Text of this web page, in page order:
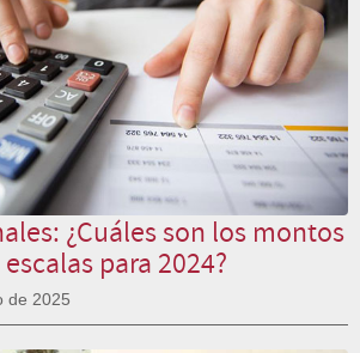
¿Cuáles son los montos
para 2024?
de 2025